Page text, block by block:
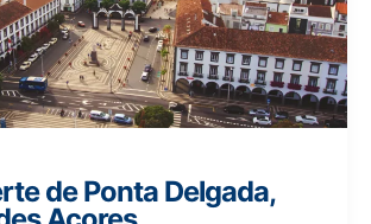
de Ponta Delgada,